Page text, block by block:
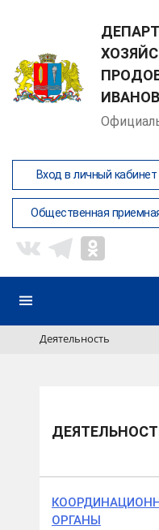
Вход в личный кабинет
Общественная
Деятельность
ОРГАНЫ